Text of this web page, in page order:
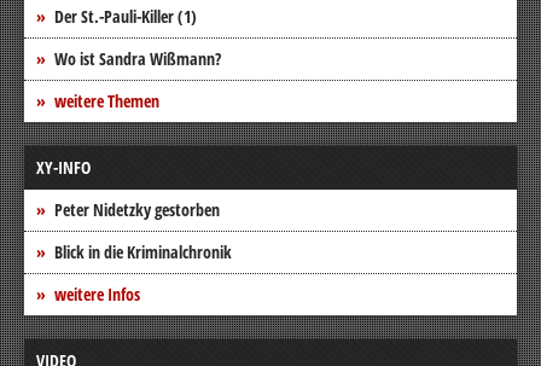
Der St.-Pauli-Killer (1)
Wo ist Sandra Wißmann?
weitere Themen
XY-INFO
Peter Nidetzky gestorben
Blick in die Kriminalchronik
weitere Infos
VIDEO